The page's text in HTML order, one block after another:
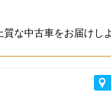
な中古車をお届けし